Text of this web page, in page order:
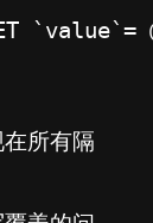
`value`=
所有隔